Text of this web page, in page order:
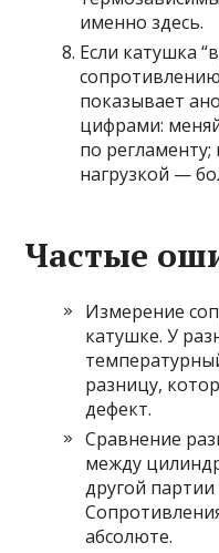
именно здесь.
Если катушка
показывает
цифрами:
по
нагрузкой —
Частые
Измерение
катушке. У
разницу,
дефект.
Сравнение
между
другой партии
абсолюте.